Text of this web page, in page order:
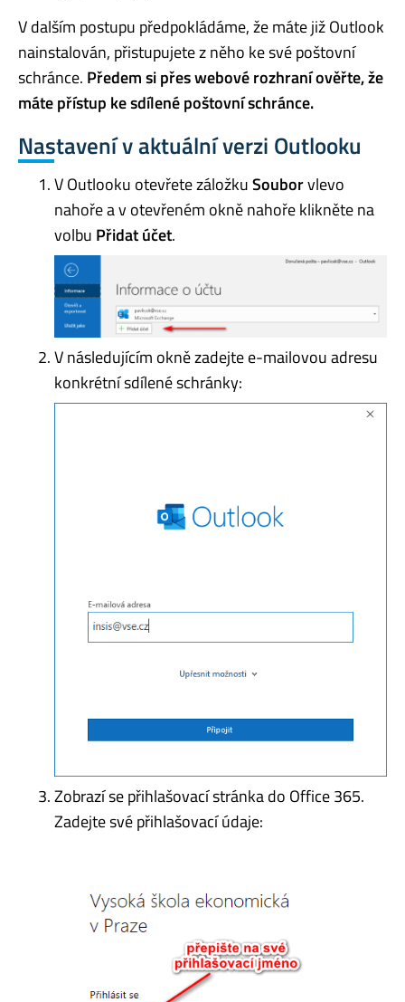
V dalším postupu předpokládáme, že máte již Outlook
nainstalován, přistupujete z něho ke své poštovní
schránce. Předem si přes webové rozhraní ověřte, že
máte přístup ke sdílené poštovní schránce.
Nastavení v aktuální verzi Outlooku
V Outlooku otevřete záložkuSouborvlevo
nahoře a v otevřeném okně nahoře klikněte na
volbu Přidat účet.
V následujícím okně zadejte e-mailovou adresu
konkrétní sdílené schránky:
Zobrazí se přihlašovací stránka do Office 365.
Zadejte své přihlašovací údaje: